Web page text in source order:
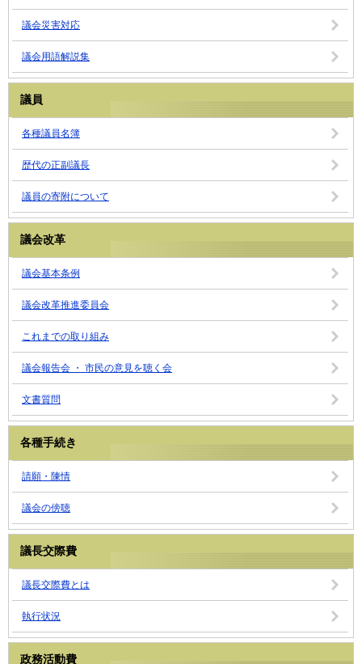
議会災害対応
議会用語解説集
議員
各種議員名簿
歴代の正副議長
議員の寄附について
議会改革
議会基本条例
議会改革推進委員会
これまでの取り組み
議会報告会 ・ 市民の意見を聴く会
文書質問
各種手続き
請願・陳情
議会の傍聴
議長交際費
議長交際費とは
執行状況
政務活動費